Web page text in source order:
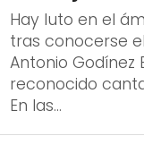
Hay luto en el
tras conocerse
Antonio Godínez
reconocido
En las...